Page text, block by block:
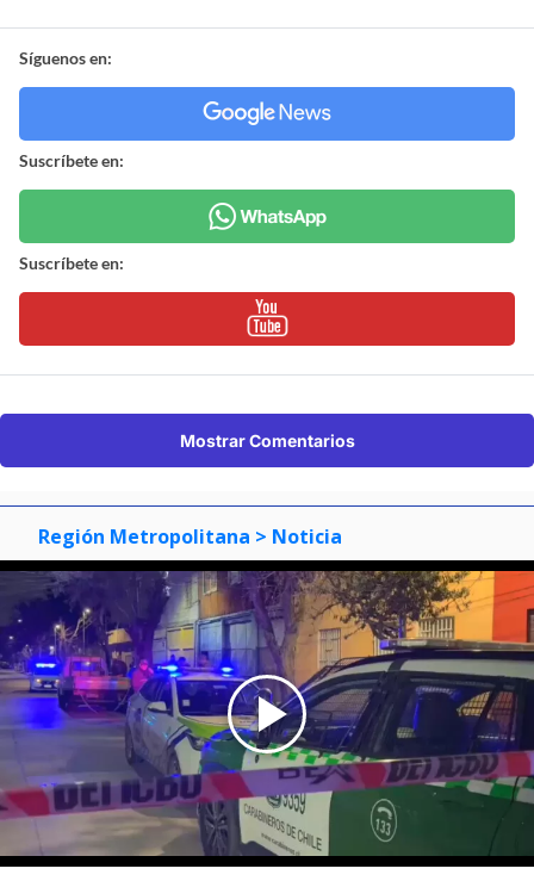
Síguenos en:
Suscríbete en:
Suscríbete en:
Mostrar Comentarios
Región Metropolitana > Noticia